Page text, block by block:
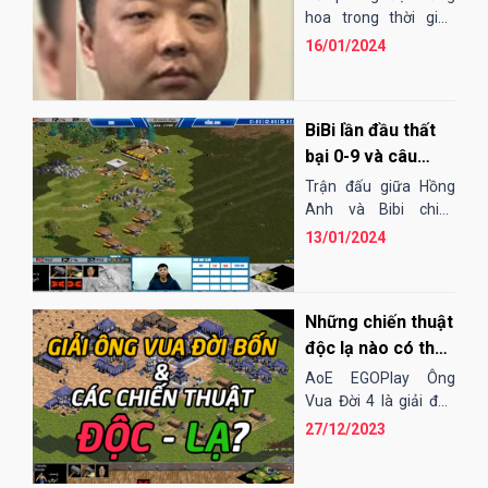
BiBi và Shenlong
cùng nhận trái
hoa trong thời gian
gần đây, Hồng Anh
16/01/2024
BiBi lần đầu thất
bại 0-9 và câu
chuyện thú vị
đằng sau
Trận đấu giữa Hồng
Anh và Bibi chiều
13/1 đã gây chấn
13/01/2024
Những chiến thuật
độc lạ nào có thể
sử dụng ở giải
Ông Vua Đời 4?
AoE EGOPlay Ông
Vua Đời 4 là giải đấu
đặc biệt nhất từ trước
27/12/2023